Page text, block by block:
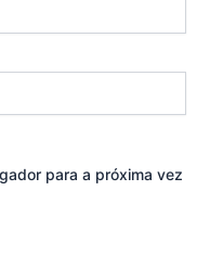
para a próxima vez